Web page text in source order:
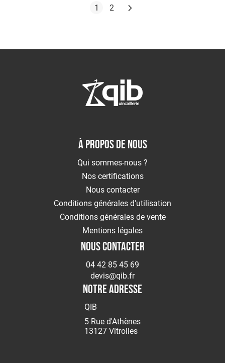
Vous lisez actuellement la page
1 Page
2 Page
Suivant
À PROPOS DE NOUS
Qui sommes-nous ?
Nos certifications
Nous contacter
Conditions générales d'utilisation
Conditions générales de vente
Mentions légales
NOUS CONTACTER
04 42 85 45 69
devis@qib.fr
NOTRE ADRESSE
QIB
5 Rue d'Athènes
13127 Vitrolles